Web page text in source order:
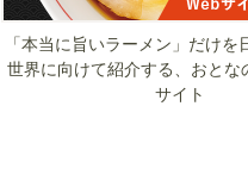
「本当に旨いラーメン」だけを
世界に向けて紹介する、おとな
サイト